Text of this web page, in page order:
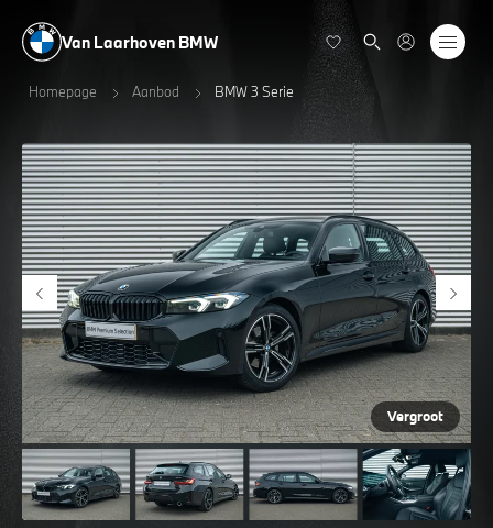
Van Laarhoven BMW
Homepage Aanbod BMW 3 Serie
Vergroot